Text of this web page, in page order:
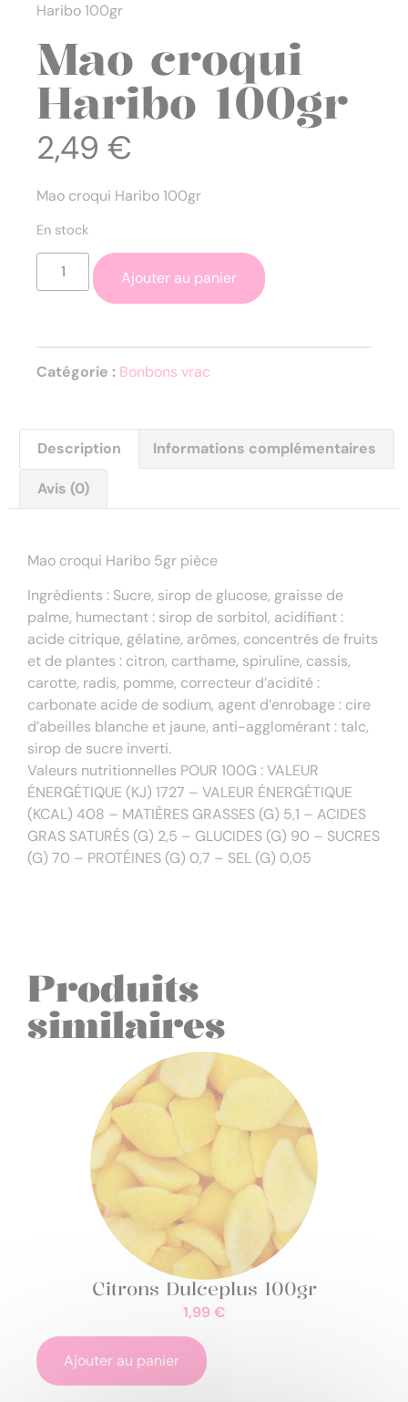
Haribo 100gr
Mao croqui
Haribo 100gr
2,49 €
Mao croqui Haribo 100gr
En stock
Ajouter au panier
Catégorie : Bonbons vrac
Description Informations complémentaires
Avis (0)
Mao croqui Haribo 5gr pièce
Ingrédients : Sucre, sirop de glucose, graisse de
palme, humectant : sirop de sorbitol, acidifiant :
acide citrique, gélatine, arômes, concentrés de fruits
et de plantes : citron, carthame, spiruline, cassis,
carotte, radis, pomme, correcteur d’acidité :
carbonate acide de sodium, agent d’enrobage : cire
d’abeilles blanche et jaune, anti-agglomérant : talc,
sirop de sucre inverti.
Valeurs nutritionnelles POUR 100G : VALEUR
ÉNERGÉTIQUE (KJ) 1727 – VALEUR ÉNERGÉTIQUE
(KCAL) 408 – MATIÈRES GRASSES (G) 5,1 – ACIDES
GRAS SATURÉS (G) 2,5 – GLUCIDES (G) 90 – SUCRES
(G) 70 – PROTÉINES (G) 0,7 – SEL (G) 0,05
Produits
similaires
Citrons Dulceplus 100gr
1,99€
Ajouter au panier